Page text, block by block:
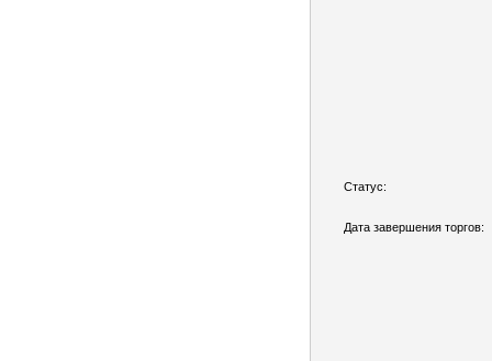
Статус:
Дата завершения торгов: